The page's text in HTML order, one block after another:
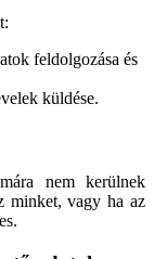
feldolgozása és
küldése.
nem kerülnek
minket, vagy ha az